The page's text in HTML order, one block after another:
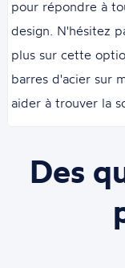
pour répondre à
design. N'hésitez
plus sur cette
barres d'acier sur
aider à trouver la
Des